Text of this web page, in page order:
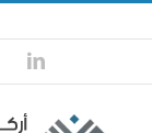
Skip
to
content